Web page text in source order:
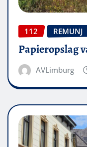
112 REMUNJ
Papieropslag
AVLimburg